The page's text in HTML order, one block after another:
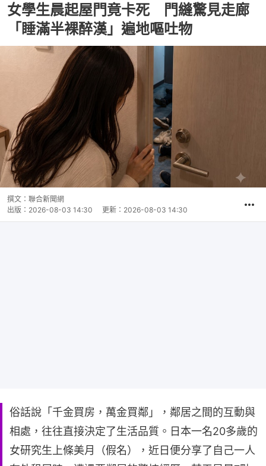
女學生晨起屋門竟卡死 門縫驚見走廊
「睡滿半裸醉漢」遍地嘔吐物
撰文： 聯合新聞網
出版： 2026-08-03 14:30 更新： 2026-08-03 14:30
俗話說「千金買房，萬金買鄰」，鄰居之間的互動與
相處，往往直接決定了生活品質。日本一名20多歲的
女研究生上條美月（假名），近日便分享了自己一人